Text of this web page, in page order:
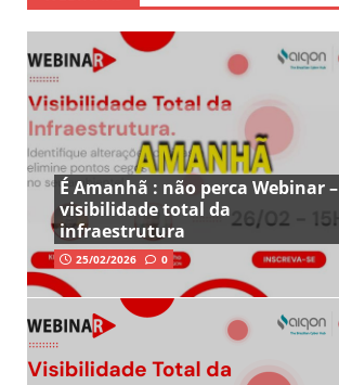
É Amanhã : não perca Webinar –
visibilidade total da
infraestrutura
25/02/2026 0